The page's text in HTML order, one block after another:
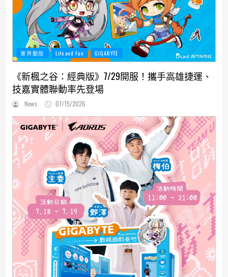
業界動態 Life and Fun GIGABYTE
《新楓之谷：經典版》7/29開服！攜手高雄捷運、
技嘉實體聯動率先登場
News 07/15/2026